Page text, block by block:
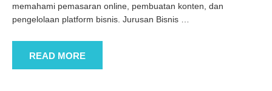
memahami pemasaran online, pembuatan konten, dan
pengelolaan platform bisnis. Jurusan Bisnis
READ MORE